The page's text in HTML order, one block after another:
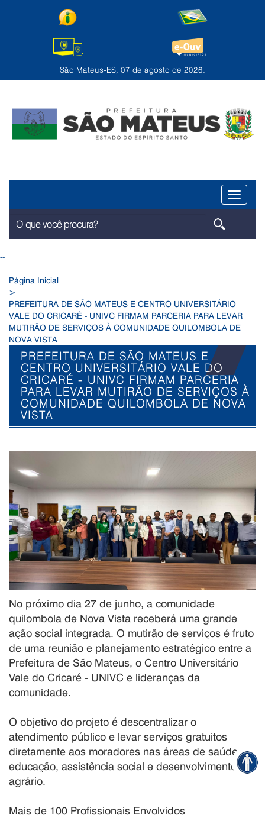
São Mateus-ES, 07 de agosto de 2026.
Menu
--
Página Inicial
>
PREFEITURA DE SÃO MATEUS E CENTRO UNIVERSITÁRIO
VALE DO CRICARÉ - UNIVC FIRMAM PARCERIA PARA LEVAR
MUTIRÃO DE SERVIÇOS À COMUNIDADE QUILOMBOLA DE
NOVA VISTA
PREFEITURA DE SÃO MATEUS E
CENTRO UNIVERSITÁRIO VALE DO
CRICARÉ - UNIVC FIRMAM PARCERIA
PARA LEVAR MUTIRÃO DE SERVIÇOS À
COMUNIDADE QUILOMBOLA DE NOVA
VISTA
No próximo dia 27 de junho, a comunidade
quilombola de Nova Vista receberá uma grande
ação social integrada. O mutirão de serviços é fruto
de uma reunião e planejamento estratégico entre a
Prefeitura de São Mateus, o Centro Universitário
Vale do Cricaré - UNIVC e lideranças da
comunidade.
O objetivo do projeto é descentralizar o
atendimento público e levar serviços gratuitos
diretamente aos moradores nas áreas de saúde,
educação, assistência social e desenvolvimento
agrário.
Mais de 100 Profissionais Envolvidos